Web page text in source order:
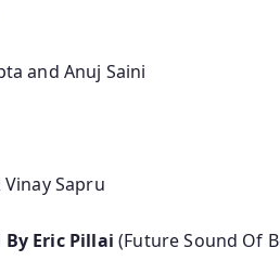
and Anuj Saini
Vinay Sapru
Eric Pillai (Future Sound Of